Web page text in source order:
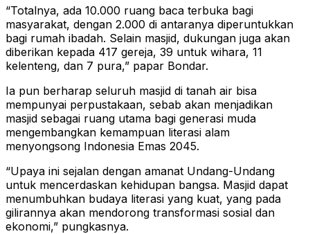
“Totalnya, ada 10.000 ruang baca terbuka bagi
masyarakat, dengan 2.000 di antaranya diperuntukkan
bagi rumah ibadah. Selain masjid, dukungan juga akan
diberikan kepada 417 gereja, 39 untuk wihara, 11
kelenteng, dan 7 pura,” papar Bondar.
Ia pun berharap seluruh masjid di tanah air bisa
mempunyai perpustakaan, sebab akan menjadikan
masjid sebagai ruang utama bagi generasi muda
mengembangkan kemampuan literasi alam
menyongsong Indonesia Emas 2045.
“Upaya ini sejalan dengan amanat Undang-Undang
untuk mencerdaskan kehidupan bangsa. Masjid dapat
menumbuhkan budaya literasi yang kuat, yang pada
gilirannya akan mendorong transformasi sosial dan
ekonomi,” pungkasnya.